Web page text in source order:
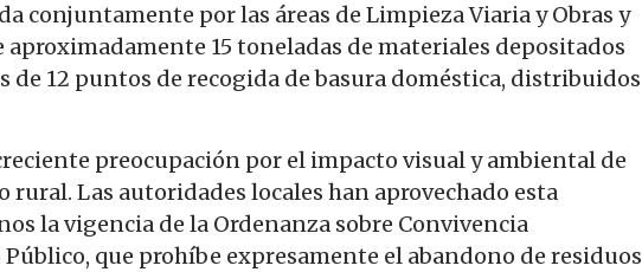
conjuntamente por las áreas de Limpieza Viaria y Obras y
aproximadamente 15 toneladas de materiales depositados
12 puntos de recogida de basura doméstica, distribuidos
preocupación por el impacto visual y ambiental de
Las autoridades locales han aprovechado esta
la vigencia de la Ordenanza sobre Convivencia
que prohíbe expresamente el abandono de residuos